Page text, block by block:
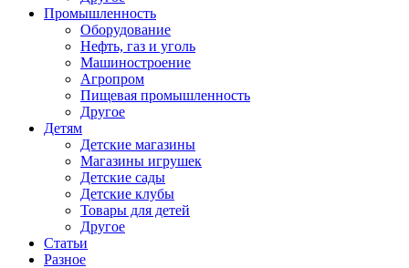
Промышленность
Оборудование
Нефть, газ и уголь
Машиностроение
Агропром
Пищевая промышленность
Другое
Детям
Детские магазины
Магазины игрушек
Детские сады
Детские клубы
Товары для детей
Другое
Статьи
Разное